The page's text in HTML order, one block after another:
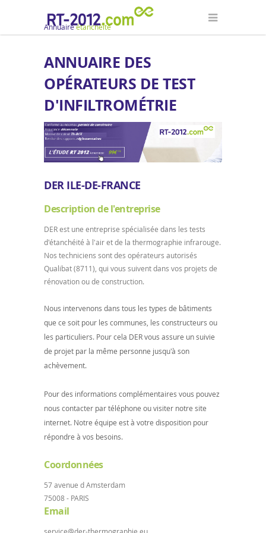
Annuaireétanchéité
ANNUAIRE DES
OPÉRATEURS DE TEST
D'INFILTROMÉTRIE
DER ILE-DE-FRANCE
Description de l'entreprise
DER est une entreprise spécialisée dans les tests
d'étanchéité à l'air et de la thermographie infrarouge.
Nos techniciens sont des opérateurs autorisés
Qualibat (8711), qui vous suivent dans vos projets de
rénovation ou de construction.
Nous intervenons dans tous les types de bâtiments
que ce soit pour les communes, les constructeurs ou
les particuliers. Pour cela DER vous assure un suivie
de projet par la même personne jusqu'à son
achèvement.
Pour des informations complémentaires vous pouvez
nous contacter par téléphone ou visiter notre site
internet. Notre équipe est à votre disposition pour
répondre à vos besoins.
Coordonnées
57 avenue d Amsterdam
75008 - PARIS
Email
service@der-thermographie.eu